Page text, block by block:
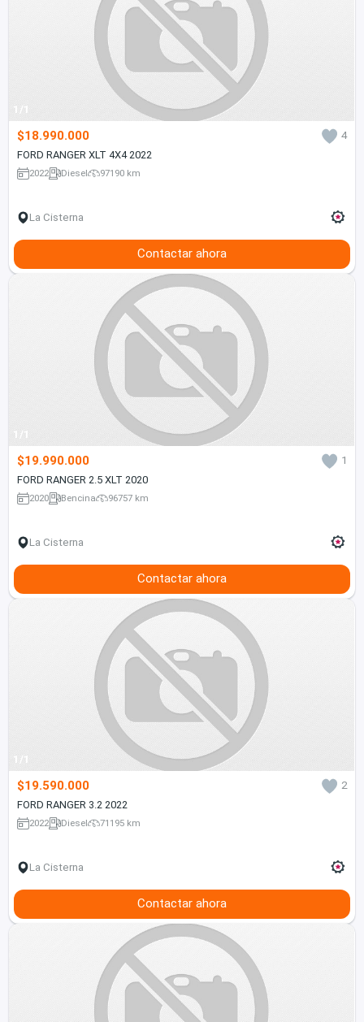
1/1
$18.990.000
4
FORD RANGER XLT 4X4 2022
2022 Diesel 97190 km
La Cisterna
Contactar ahora
1/1
$19.990.000
1
FORD RANGER 2.5 XLT 2020
2020 Bencina 96757 km
La Cisterna
Contactar ahora
1/1
$19.590.000
2
FORD RANGER 3.2 2022
2022 Diesel 71195 km
La Cisterna
Contactar ahora